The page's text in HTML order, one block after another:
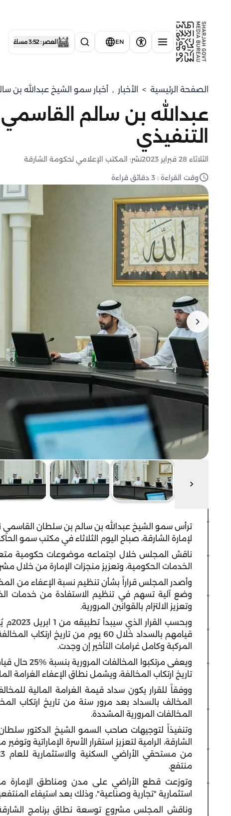
EN العصر : 3:52 مساءً
الصفحة الرئيسية > الأخبار , ⁠أخبار سمو الشيخ عبدالله بن
عبدالله بن سالم
التنفيذي
الثلاثاء 28 فبراير 2023 نشر: المكتب الإعلامي لحكومة الشارقة
وقت القراءة : 3 دقائق قراءة
ترأس سمو الشيخ عبدالله بن سالم بن سلطان القاسمي
لإمارة الشارقة، صباح اليوم الثلاثاء في مكتب سمو
ناقش المجلس خلال اجتماعه موضوعات حكومية
الخدمات الحكومية، وتعزيز منجزات الإمارة من خلال
وأصدر المجلس قراراً بشأن تنظيم نسبة الإعفاء من
وضع آلية تسهم في تنظيم الاستفادة من خدمات
وتعزيز الالتزام بالقوانين المرورية.
قيامهم بالسداد خلال 60 يوم من
المركبة وكامل غرامات التأخير إن وجدت.
تاريخ ارتكاب المخالفة، ويشمل نطاق الإعفاء الغرامة
ووفقاً للقرار يكون سداد قيمة الغرامة المالية
المخالف بالسداد بعد مرور سنة من تاريخ ارتكاب
المخالفات المرورية المشددة.
وتنفيذاً لتوجيهات صاحب السمو الشيخ الدكتور
الشارقة، الرامية لتعزيز استقرار الأسرة الإماراتية
منتفع.
استثمارية "تجارية وصناعية"، وذلك بعد استيفاء
وناقش المجلس مشروع توسعة نطاق برنامج